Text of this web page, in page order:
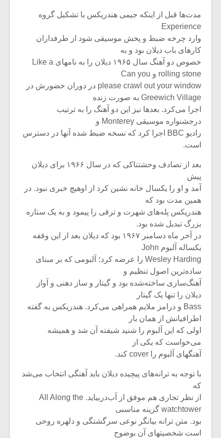
مدت‌ها قبل‌ از اینکه‌ جیمی‌ هندریکس‌ با تشکیل‌ گروه‌
Experience
وارد چرخه ضبط‌ و پخش ‌موسیقی‌ شود از طرفداران‌
کارهای‌ باب‌ دیلان‌ بود و به‌
خصوص‌ دو آهنگ‌ سال‌ ۱۹۶۵ دیلان‌ را به ‌نامهای‌ Like a
rolling stone و Can you
please crawl out your window در دوران ‌حضورش‌ در
Greewich Village به‌ صورت‌ زنده‌
اجرا می‌کرد. بعدها نیز این‌ دو آهنگ‌ را به‌ ترتیب‌
درجشنواره‌ موسیقی‌ Monterey و
رادیو BBC اجرا کرد که‌ نسخه‌ ضبط‌ شده‌ آنها در دسترس‌
است‌.
بعد از تصادف‌ وحشتناکی‌ که‌ در سال‌ ۱۹۶۶ برای‌ دیلان‌
پیش‌
آمد و او را یکسال‌ خانه‌ نشین‌ کرد از اوهیچ‌ خبری‌ نبود. در
همین‌ مدت‌ بود که‌
هندریکس‌ پله‌های‌ شهرت‌ و ترقی‌ را پیمود و به‌ یک‌ ستاره
‌بزرگ‌ تبدیل‌ شده‌ بود.
در آخر ماه‌ دسامبر ۱۹۶۷ بود که‌ دیلان‌ بعد از این‌ وقفه
یکساله‌ آلبوم‌ John
Wesley Harding را عرضه‌ کرد؛ آلبومی‌ که‌ بر مبنای‌
ساده‌ترین‌ اصول‌ تنظیم‌ و
آهنگ‌سازی‌ ساخته‌شده‌ بود و گیتار و ساز دهنی‌ و آواز
دیلان‌ را تنها یک‌ گیتار
Bass و درامز ملایم‌ همراهی‌ می‌کرد. هندریکس‌ به‌ گفته‌
اطرافیانش‌ از همان‌ بار
اولی‌ که‌ این‌ آلبوم‌ را شنید شیفته‌ آن‌ شد و همیشه‌
می‌خواست ‌که‌ یکی‌ از
آهنگهای‌ آلبوم‌ را cover کند.
با توجه‌ به‌ ترانه‌های‌ پیچیده‌ دیلان‌ باید آهنگی‌ انتخاب‌ می‌شد
که‌
از نظر تجاری‌ هم‌ موفق‌ از آب‌دربیاید. All Along the
watchtower گزینه‌ مناسبی‌
بود. متن‌ ترانه‌ بیانگر نوعی‌ سرگشتگی‌ و دلهره ‌روحی‌
است‌ شخصیتهای‌ آن‌ بوضوح‌